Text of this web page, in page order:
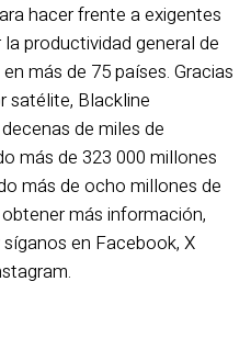
hacer frente a exigentes
productividad general de
más de 75 países. Gracias
satélite, Blackline
de miles de
más de 323 000 millones
más de ocho millones de
más información,
en Facebook, X